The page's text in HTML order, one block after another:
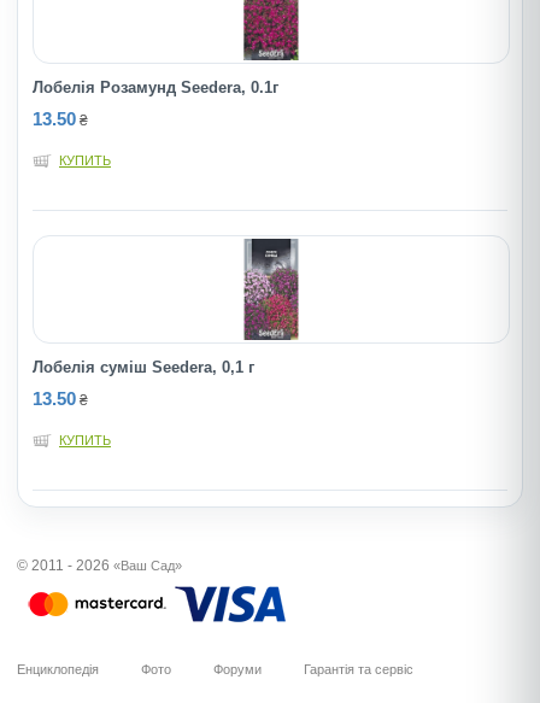
Лобелія Розамунд Seedera, 0.1г
13.50 ₴
КУПИТЬ
Лобелія суміш Seedera, 0,1 г
13.50 ₴
КУПИТЬ
© 2011 - 2026 «Ваш Сад»
Енциклопедія Фото Форуми Гарантія та сервіс